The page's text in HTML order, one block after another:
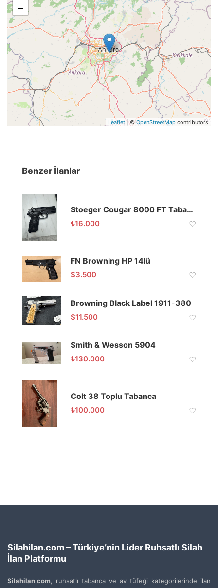
−
Leaflet| ©OpenStreetMap contributors
Benzer İlanlar
Stoeger Cougar 8000 FT Tabanca
₺16.000
FN Browning HP 14lü
$3.500
Browning Black Label 1911-380
$11.500
Smith & Wesson 5904
₺130.000
Colt 38 Toplu Tabanca
₺100.000
Silahilan.com – Türkiye’nin Lider Ruhsatlı Silah
İlan Platformu
Silahilan.com, ruhsatlı tabanca ve av tüfeği kategorilerinde ilan